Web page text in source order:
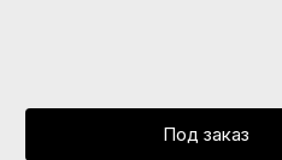
Под заказ